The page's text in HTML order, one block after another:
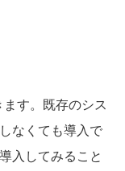
す。既存のシス
なくても導入で
入してみること